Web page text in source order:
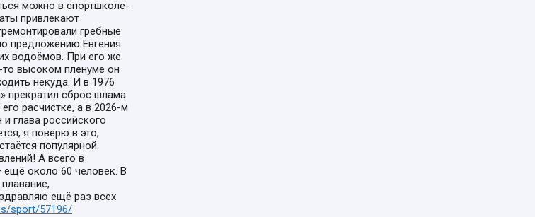
можно в спортшколе-
привлекают
гребные
предложению Евгения
водоёмов. При его же
высоком пленуме он
некуда. И в 1976
прекратил сброс шлама
расчистке, а в 2026-м
глава российского
я поверю в это,
популярной.
А всего в
ещё около 60 человек. В
ещё раз всех
sport/57196/